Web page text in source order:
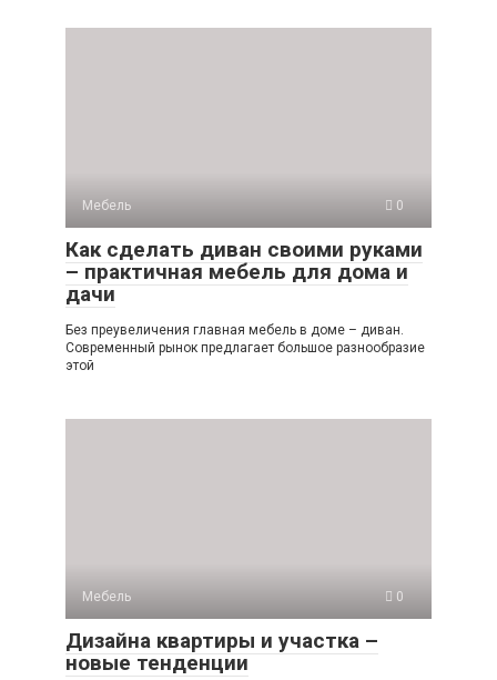
Мебель 0
Как сделать диван своими руками
– практичная мебель для дома и
дачи
Без преувеличения главная мебель в доме – диван.
Современный рынок предлагает большое разнообразие
этой
Мебель 0
Дизайна квартиры и участка –
новые тенденции